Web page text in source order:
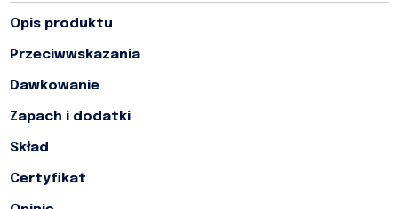
Opis produktu
Przeciwwskazania
Dawkowanie
Zapach i dodatki
Skład
Certyfikat